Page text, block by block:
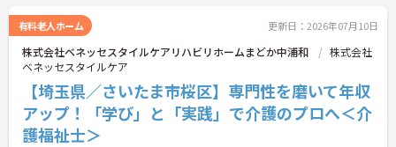
有料老人ホーム 更新日：2026年07月10日
株式会社ベネッセスタイルケアリハビリホームまどか中浦和
株式会社
ベネッセスタイルケア
【埼玉県／さいたま市桜区】専門性を磨いて年収
アップ！「学び」と「実践」で介護のプロへ＜介
護福祉士＞